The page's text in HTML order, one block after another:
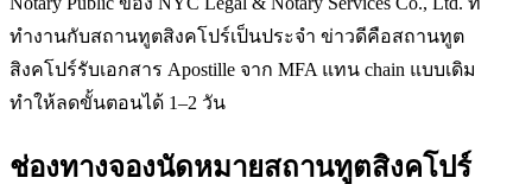
ทำงานกับสถานทูตสิงคโปร์เป็นประจำ ข่าวดีคือสถานทูต
สิงคโปร์รับเอกสาร Apostille จาก MFA แทน chain แบบเดิม
ทำให้ลดขั้นตอนได้ 1–2 วัน
ช่องทางจองนัดหมายสถานทูตสิงคโปร์